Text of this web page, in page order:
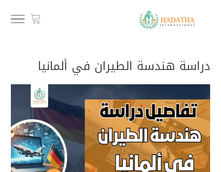
دراسة هندسة الطيران في ألمانيا